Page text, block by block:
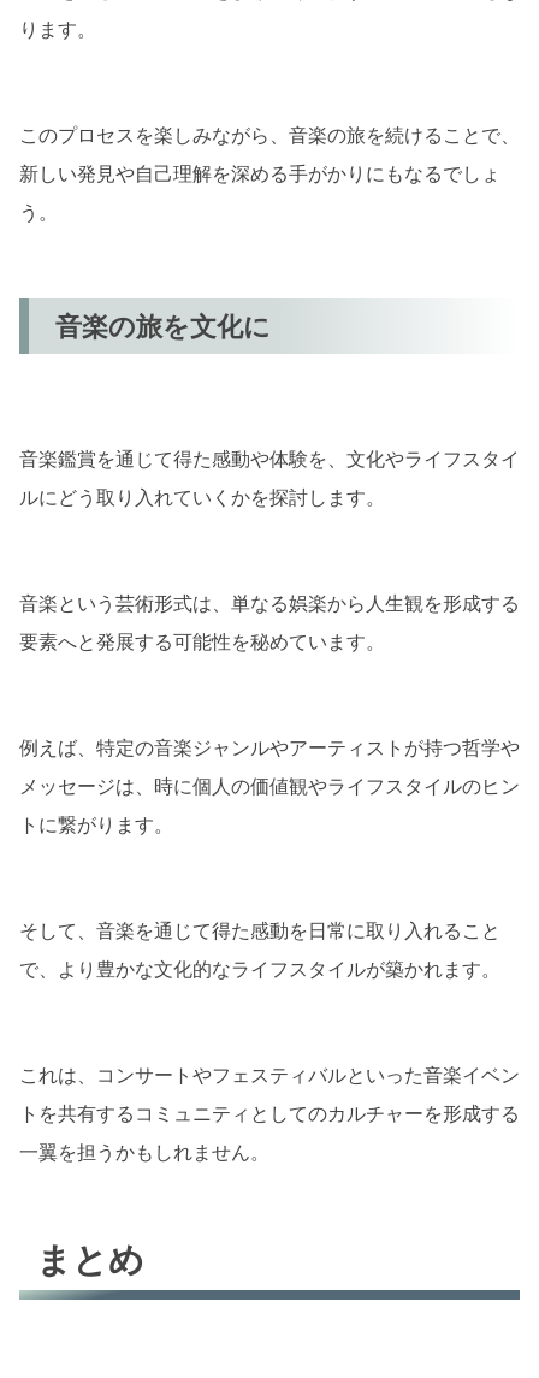
ります。
このプロセスを楽しみながら、音楽の旅を続けることで、
新しい発見や自己理解を深める手がかりにもなるでしょ
う。
音楽の旅を文化に
音楽鑑賞を通じて得た感動や体験を、文化やライフスタイ
ルにどう取り入れていくかを探討します。
音楽という芸術形式は、単なる娯楽から人生観を形成する
要素へと発展する可能性を秘めています。
例えば、特定の音楽ジャンルやアーティストが持つ哲学や
メッセージは、時に個人の価値観やライフスタイルのヒン
トに繋がります。
そして、音楽を通じて得た感動を日常に取り入れること
で、より豊かな文化的なライフスタイルが築かれます。
これは、コンサートやフェスティバルといった音楽イベン
トを共有するコミュニティとしてのカルチャーを形成する
一翼を担うかもしれません。
まとめ